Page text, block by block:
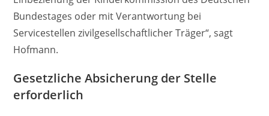
Bundestages oder mit Verantwortung bei
Servicestellen zivilgesellschaftlicher Träger“, sagt
Hofmann.
Gesetzliche Absicherung der Stelle
erforderlich